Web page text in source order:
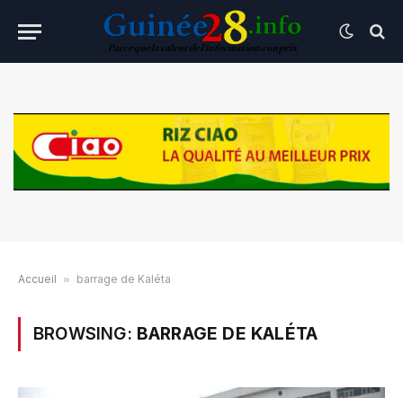
Accueil » barrage de Kaléta
BROWSING: BARRAGE DE KALÉTA